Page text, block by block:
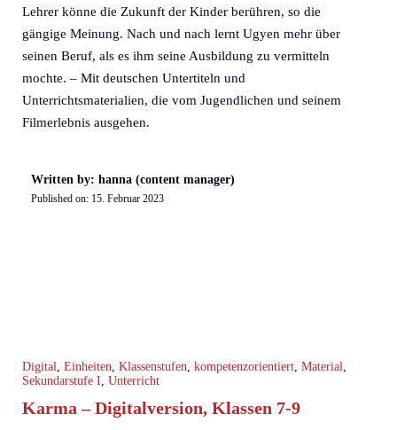
Lehrer könne die Zukunft der Kinder berühren, so die
gängige Meinung. Nach und nach lernt Ugyen mehr über
seinen Beruf, als es ihm seine Ausbildung zu vermitteln
mochte. – Mit deutschen Untertiteln und
Unterrichtsmaterialien, die vom Jugendlichen und seinem
Filmerlebnis ausgehen.
Written by: hanna (content manager)
Published on: 15. Februar 2023
Digital, Einheiten, Klassenstufen, kompetenzorientiert, Material,
Sekundarstufe I, Unterricht
Karma – Digitalversion, Klassen 7-9